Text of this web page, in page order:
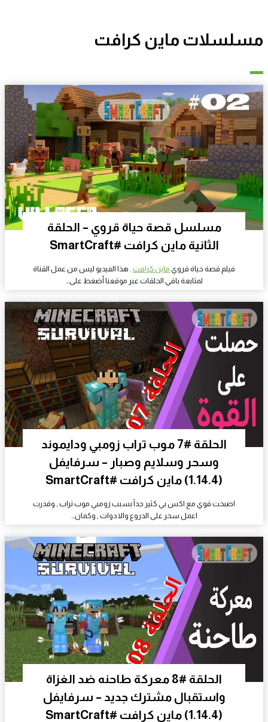
مسلسلات ماين كرافت
مسلسل قصة حياة قروي – الحلقة
الثانية ماين كرافت #SmartCraft
فيلم قصة حياة قروي ماين كرافت . هذا الفيديو ليس من عمل القناة
لمتابعة باقي الحلقات عبر موقعنا أضغط على…
الحلقة #7 موب تراب زومبي ودايموند
وسحر وسلايم وصبار – سرفايفل
(1.14.4) ماين كرافت #SmartCraft
اصبحت قوي مع اكس بي كثير جداً بسبب زومبي موب تراب , وقدرت
اعمل سحر على الدروع والادوات , وكمان…
الحلقة #8 معركة طاحنه ضد الغزاة
واستقبال مشترك جديد – سرفايفل
(1.14.4) ماين كرافت #SmartCraft